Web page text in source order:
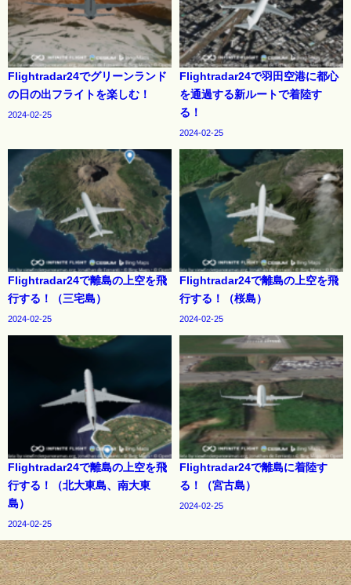
Flightradar24でグリーンランド
の日の出フライトを楽しむ！
2024-02-25
Flightradar24で羽田空港に都心
を通過する新ルートで着陸す
る！
2024-02-25
Flightradar24で離島の上空を飛
行する！（三宅島）
2024-02-25
Flightradar24で離島の上空を飛
行する！（桜島）
2024-02-25
Flightradar24で離島の上空を飛
行する！（北大東島、南大東
島）
2024-02-25
Flightradar24で離島に着陸す
る！（宮古島）
2024-02-25